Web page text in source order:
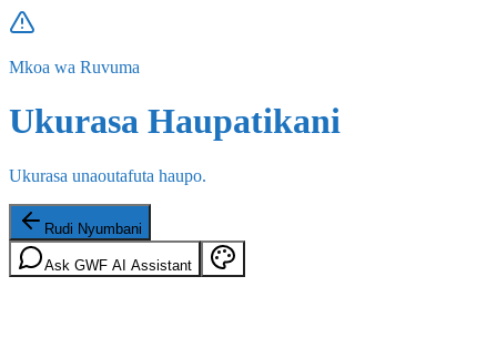
Mkoa wa Ruvuma
Ukurasa Haupatikani
Ukurasa unaoutafuta haupo.
Rudi Nyumbani
Ask GWF AI Assistant